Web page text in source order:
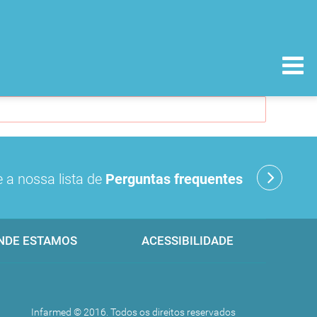
a nossa lista de Perguntas frequentes
ESTAMOS ACESSIBILIDADE
Infarmed © 2016. Todos os direitos reservados